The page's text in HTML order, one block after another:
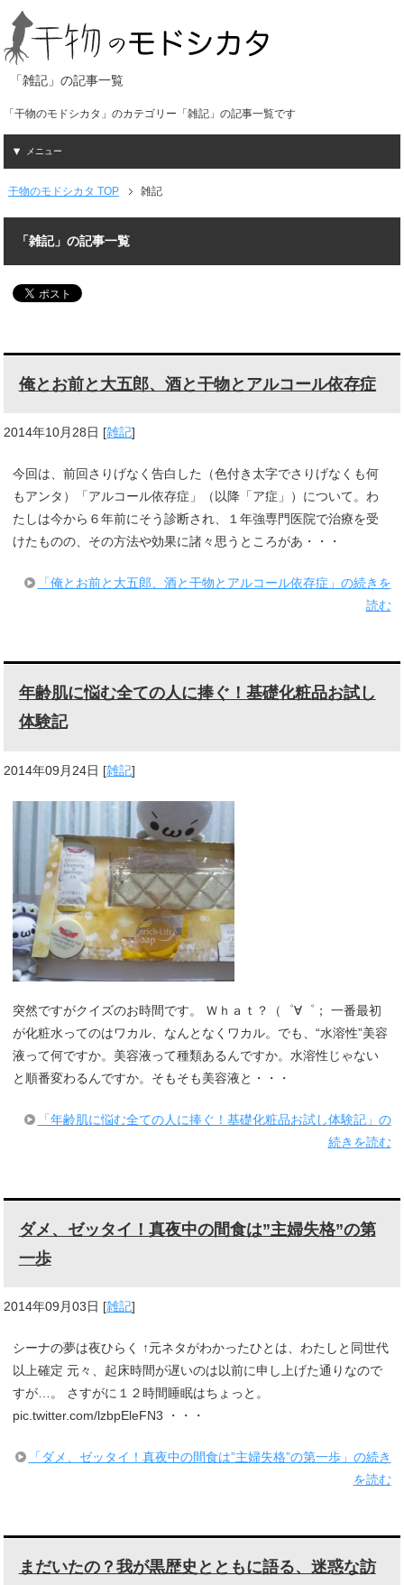
「雑記」の記事一覧
「干物のモドシカタ」のカテゴリー「雑記」の記事一覧です
メニュー
干物のモドシカタ TOP 雑記
「雑記」の記事一覧
俺とお前と大五郎、酒と干物とアルコール依存症
2014年10月28日 [雑記]
今回は、前回さりげなく告白した（色付き太字でさりげなくも何
もアンタ）「アルコール依存症」（以降「ア症」）について。わ
たしは今から６年前にそう診断され、１年強専門医院で治療を受
けたものの、その方法や効果に諸々思うところがあ・・・
「俺とお前と大五郎、酒と干物とアルコール依存症」の続きを
読む
年齢肌に悩む全ての人に捧ぐ！基礎化粧品お試し
体験記
2014年09月24日 [雑記]
突然ですがクイズのお時間です。 Ｗｈａｔ？（゜∀゜； 一番最初
が化粧水ってのはワカル、なんとなくワカル。でも、“水溶性”美容
液って何ですか。美容液って種類あるんですか。水溶性じゃない
と順番変わるんですか。そもそも美容液と・・・
「年齢肌に悩む全ての人に捧ぐ！基礎化粧品お試し体験記」の
続きを読む
ダメ、ゼッタイ！真夜中の間食は”主婦失格”の第
一歩
2014年09月03日 [雑記]
シーナの夢は夜ひらく ↑元ネタがわかったひとは、わたしと同世代
以上確定 元々、起床時間が遅いのは以前に申し上げた通りなので
すが…。 さすがに１２時間睡眠はちょっと。
pic.twitter.com/lzbpEleFN3 ・・・
「ダメ、ゼッタイ！真夜中の間食は”主婦失格”の第一歩」の続き
を読む
まだいたの？我が黒歴史とともに語る、迷惑な訪